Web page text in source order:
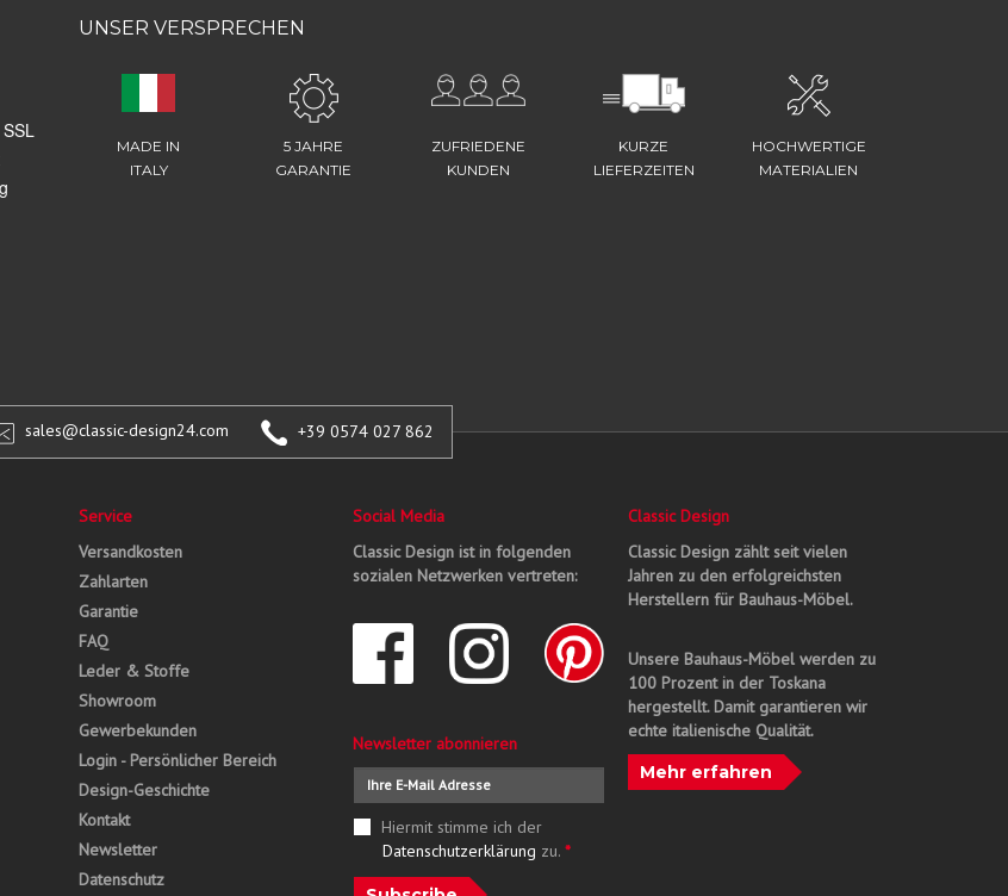
UNSER VERSPRECHEN
MADE IN
ITALY
5 JAHRE
GARANTIE
ZUFRIEDENE
KUNDEN
KURZE
LIEFERZEITEN
HOCHWERTIGE
MATERIALIEN
sales@classic-design24.com +39 0574 027 862
Service
Versandkosten
Zahlarten
Garantie
FAQ
Leder & Stoffe
Showroom
Gewerbekunden
Login - Persönlicher Bereich
Design-Geschichte
Kontakt
Newsletter
Datenschutz
Social Media
Classic Design ist in folgenden
sozialen Netzwerken vertreten:
Newsletter abonnieren
Hiermit stimme ich der
Datenschutzerklärung zu. *
Classic Design
Classic Design zählt seit vielen
Jahren zu den erfolgreichsten
Herstellern für Bauhaus-Möbel.
Unsere Bauhaus-Möbel werden zu
100 Prozent in der Toskana
hergestellt. Damit garantieren wir
echte italienische Qualität.
Mehr erfahren